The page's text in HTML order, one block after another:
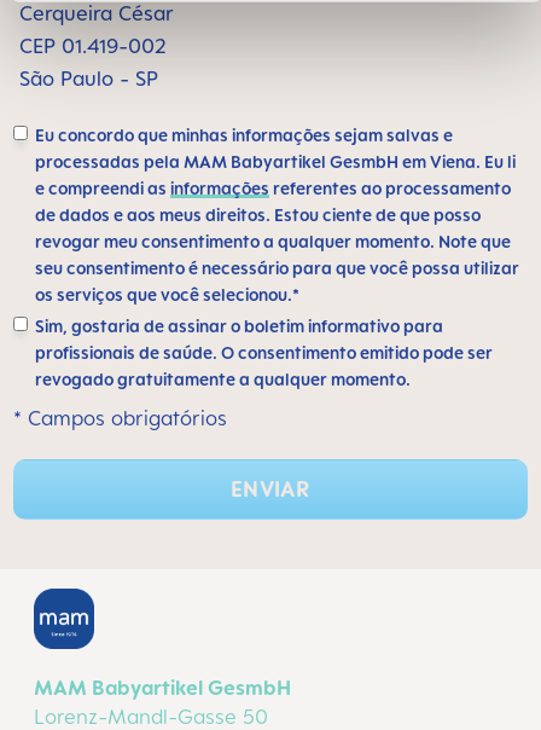
Cerqueira César
CEP 01.419-002
São Paulo - SP
Eu concordo que minhas informações sejam salvas e
processadas pela MAM Babyartikel GesmbH em Viena. Eu li
e compreendi as informações referentes ao processamento
de dados e aos meus direitos. Estou ciente de que posso
revogar meu consentimento a qualquer momento. Note que
seu consentimento é necessário para que você possa utilizar
os serviços que você selecionou.*
Sim, gostaria de assinar o boletim informativo para
profissionais de saúde. O consentimento emitido pode ser
revogado gratuitamente a qualquer momento.
* Campos obrigatórios
ENVIAR
MAM Babyartikel GesmbH
Lorenz-Mandl-Gasse 50